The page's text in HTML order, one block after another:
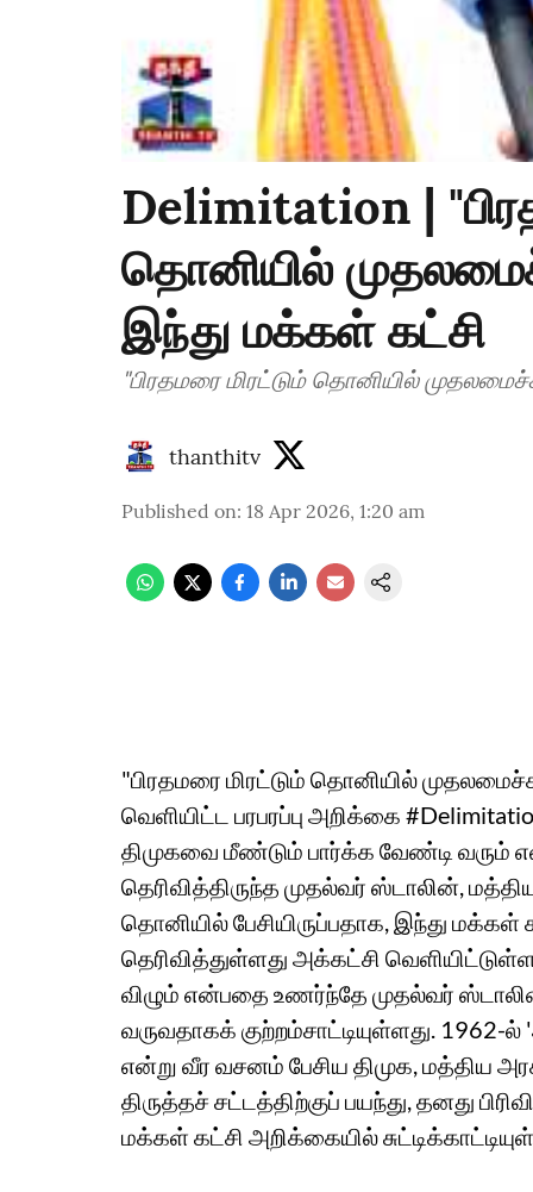
Delimitation |
தொனியில்
இந்து மக்கள் கட்சி
"பிரதமரை மிரட்டும் தொனியில்
thanthitv
Published on: 18 Apr 2026, 1:20 am
"பிரதமரை மிரட்டும் தொனியில்
வெளியிட்ட பரபரப்பு அறிக்கை
திமுகவை மீண்டும் பார்க்க வேண்டி வரும்
தெரிவித்திருந்த முதல்வர் ஸ்டாலின்,
தொனியில் பேசியிருப்பதாக, இந்து
தெரிவித்துள்ளது அக்கட்சி
விழும் என்பதை உணர்ந்தே முதல்வர்
வருவதாகக் குற்றம்சாட்டியுள்ளது. 1962-
என்று வீர வசனம் பேசிய திமுக, மத்திய
திருத்தச் சட்டத்திற்குப் பயந்து, தனது
மக்கள் கட்சி அறிக்கையில்